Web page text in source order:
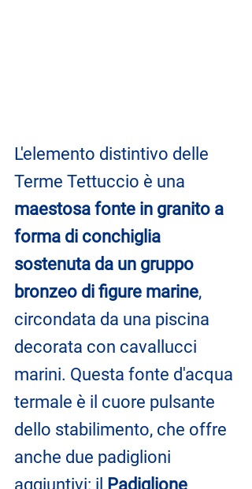
L'elemento distintivo delle
Terme Tettuccio è una
maestosa fonte in granito a
forma di conchiglia
sostenuta da un gruppo
bronzeo di figure marine,
circondata da una piscina
decorata con cavallucci
marini. Questa fonte d'acqua
termale è il cuore pulsante
dello stabilimento, che offre
anche due padiglioni
aggiuntivi: il Padiglione